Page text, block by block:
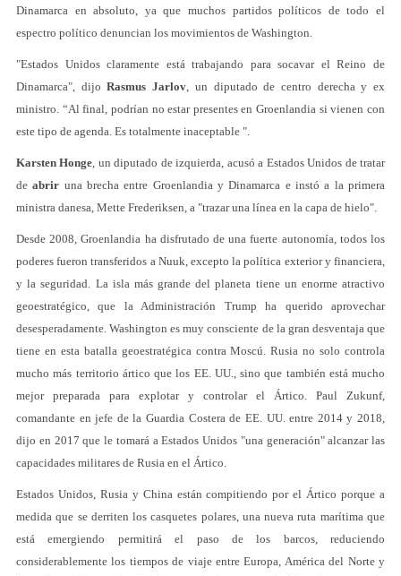
Dinamarca en absoluto, ya que muchos partidos políticos de todo el
espectro político denuncian los movimientos de Washington.
"Estados Unidos claramente está trabajando para socavar el Reino de
Dinamarca", dijoRasmus Jarlov, un diputado de centro derecha y ex
ministro. “Al final, podrían no estar presentes en Groenlandia si vienen con
este tipo de agenda. Es totalmente inaceptable ".
Karsten Honge, un diputado de izquierda, acusó a Estados Unidos de tratar
deabrir una brecha entre Groenlandia y Dinamarca e instó a la primera
ministra danesa, Mette Frederiksen, a "trazar una línea en la capa de hielo".
Desde 2008, Groenlandia ha disfrutado de una fuerte autonomía, todos los
poderes fueron transferidos a Nuuk, excepto la política exterior y financiera,
y la seguridad. La isla más grande del planeta tiene un enorme atractivo
geoestratégico, que la Administración Trump ha querido aprovechar
desesperadamente. Washington es muy consciente de la gran desventaja que
tiene en esta batalla geoestratégica contra Moscú. Rusia no solo controla
mucho más territorio ártico que los EE. UU., sino que también está mucho
mejor preparada para explotar y controlar el Ártico. Paul Zukunf,
comandante en jefe de la Guardia Costera de EE. UU. entre 2014 y 2018,
dijo en 2017 que le tomará a Estados Unidos "una generación" alcanzar las
capacidades militares de Rusia en el Ártico.
Estados Unidos, Rusia y China están compitiendo por el Ártico porque a
medida que se derriten los casquetes polares, una nueva ruta marítima que
está emergiendo permitirá el paso de los barcos, reduciendo
considerablemente los tiempos de viaje entre Europa, América del Norte y